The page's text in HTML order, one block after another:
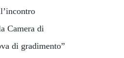
Camera di
di gradimento”